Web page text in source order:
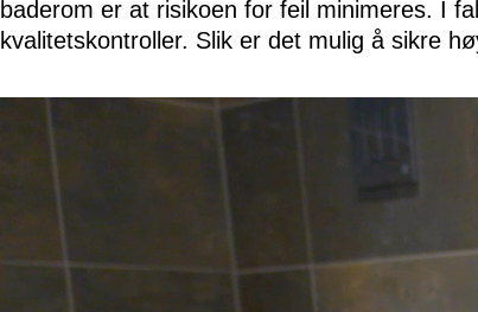
baderom er at risikoen for feil minimeres. I
kvalitetskontroller. Slik er det mulig å sikre